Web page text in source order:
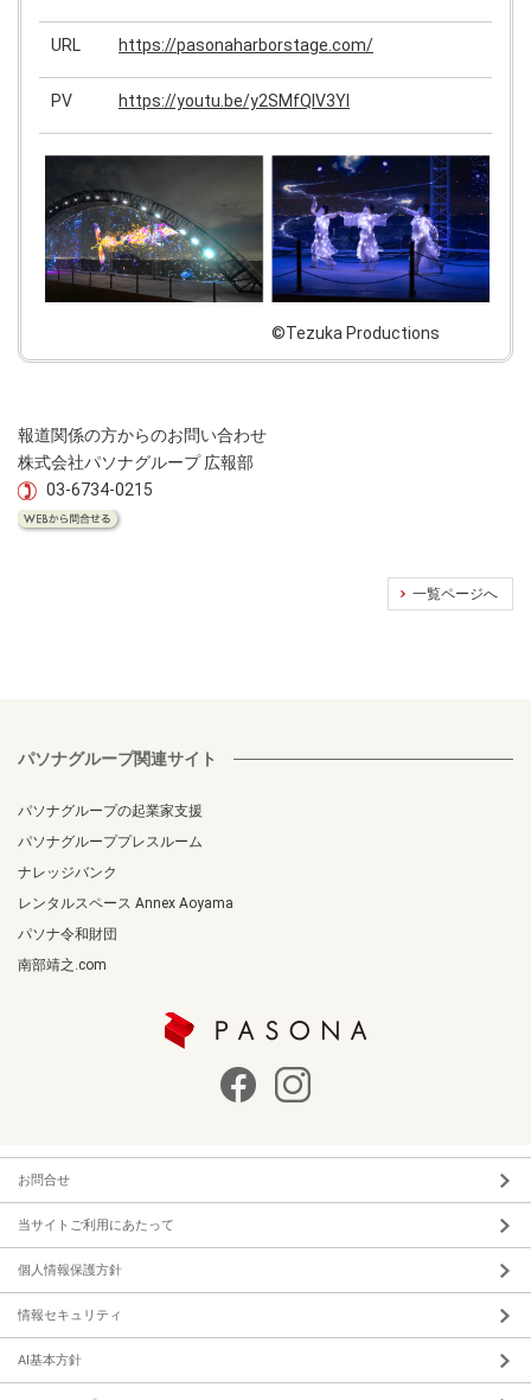
URL https://pasonaharborstage.com/
PV https://youtu.be/y2SMfQlV3YI
©Tezuka Productions
報道関係の方からのお問い合わせ
株式会社パソナグループ 広報部
03-6734-0215
一覧ページへ
パソナグループ関連サイト
パソナグループの起業家支援
パソナグループプレスルーム
ナレッジバンク
レンタルスペース Annex Aoyama
パソナ令和財団
南部靖之.com
お問合せ
当サイトご利用にあたって
個人情報保護方針
情報セキュリティ
AI基本方針